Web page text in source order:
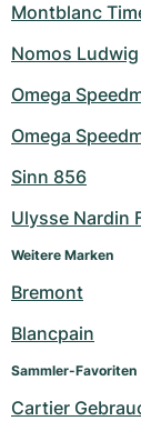
Montblanc
Nomos Ludwig
Omega
Omega
Sinn 856
Ulysse Nardin
Weitere Marken
Bremont
Blancpain
Sammler-Favoriten
Cartier